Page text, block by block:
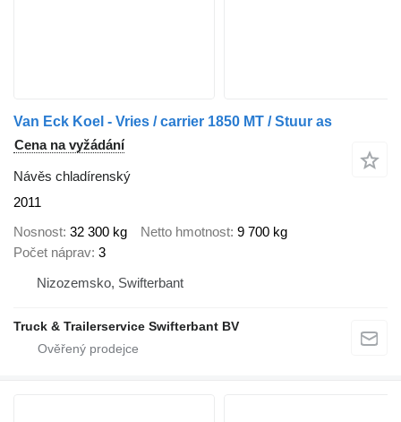
Van Eck Koel - Vries / carrier 1850 MT / Stuur as
Cena na vyžádání
Návěs chladírenský
2011
Nosnost 32 300 kg Netto hmotnost 9 700 kg
Počet náprav 3
Nizozemsko, Swifterbant
Truck & Trailerservice Swifterbant BV